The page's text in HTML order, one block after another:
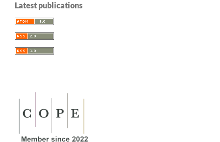
Latest publications